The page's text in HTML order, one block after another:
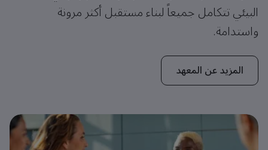
البيئي تتكامل جميعاً لبناء مستقبل أكثر مرونة
واستدامة.
المزيد عن المعهد